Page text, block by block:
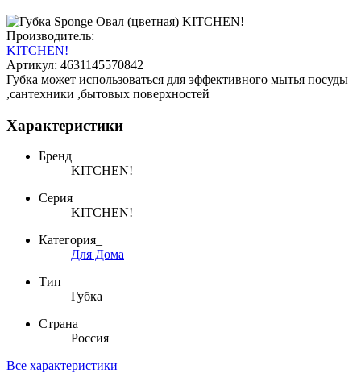
Производитель:
KITCHEN!
Артикул: 4631145570842
Губка может использоваться для эффективного мытья посуды
,сантехники ,бытовых поверхностей
Характеристики
Бренд
KITCHEN!
Серия
KITCHEN!
Категория_
Для Дома
Тип
Губка
Страна
Россия
Все характеристики